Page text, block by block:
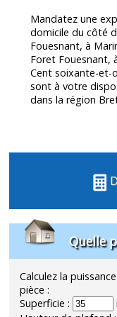
Mandatez une
domicile du côté
Fouesnant, à
Foret Fouesnant,
Cent soixante-et-
sont à votre
dans la région
Quelle
Calculez la
pièce :
Superficie :